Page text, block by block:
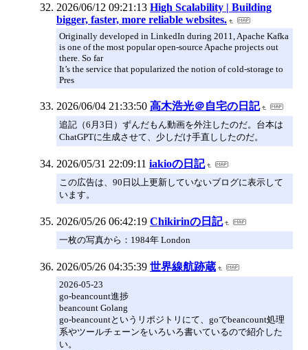
2026/06/12 09:21:13 High Scalability | Building
bigger, faster, more reliable websites.
Originally developed in LinkedIn during 2011, Apache Kafka
is one of the most popular open-source Apache projects out
there. So far
It’s the service that popularized the notion of cold-storage to
Pres
2026/06/04 21:33:50 高木浩光＠自宅の日記
追記（6月3日）ずんだもん動画を外注したのだ。台本は
ChatGPTに生成させて、少しだけ手直ししたのだ。
2026/05/31 22:09:11 iakioの日記
この広告は、90日以上更新していないブログに表示して
います。
2026/05/26 06:42:19 Chikirinの日記
一枚の写真から：1984年 London
2026/05/26 04:35:39 世界線航跡蔵
2026-05-23
go-beancount進捗
beancount Golang
go-beancountというリポジトリにて、goでbeancount処理
系やツールチェーンをいろいろ書いているので紹介した
い。